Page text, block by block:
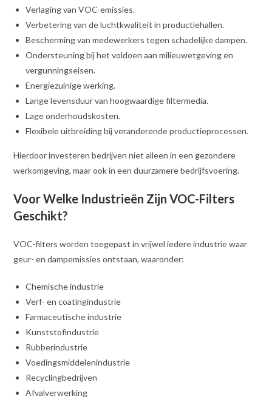
Verlaging van VOC-emissies.
Verbetering van de luchtkwaliteit in productiehallen.
Bescherming van medewerkers tegen schadelijke dampen.
Ondersteuning bij het voldoen aan milieuwetgeving en
vergunningseisen.
Energiezuinige werking.
Lange levensduur van hoogwaardige filtermedia.
Lage onderhoudskosten.
Flexibele uitbreiding bij veranderende productieprocessen.
Hierdoor investeren bedrijven niet alleen in een gezondere
werkomgeving, maar ook in een duurzamere bedrijfsvoering.
Voor Welke Industrieën Zijn VOC-Filters
Geschikt?
VOC-filters worden toegepast in vrijwel iedere industrie waar
geur- en dampemissies ontstaan, waaronder:
Chemische industrie
Verf- en coatingindustrie
Farmaceutische industrie
Kunststofindustrie
Rubberindustrie
Voedingsmiddelenindustrie
Recyclingbedrijven
Afvalverwerking